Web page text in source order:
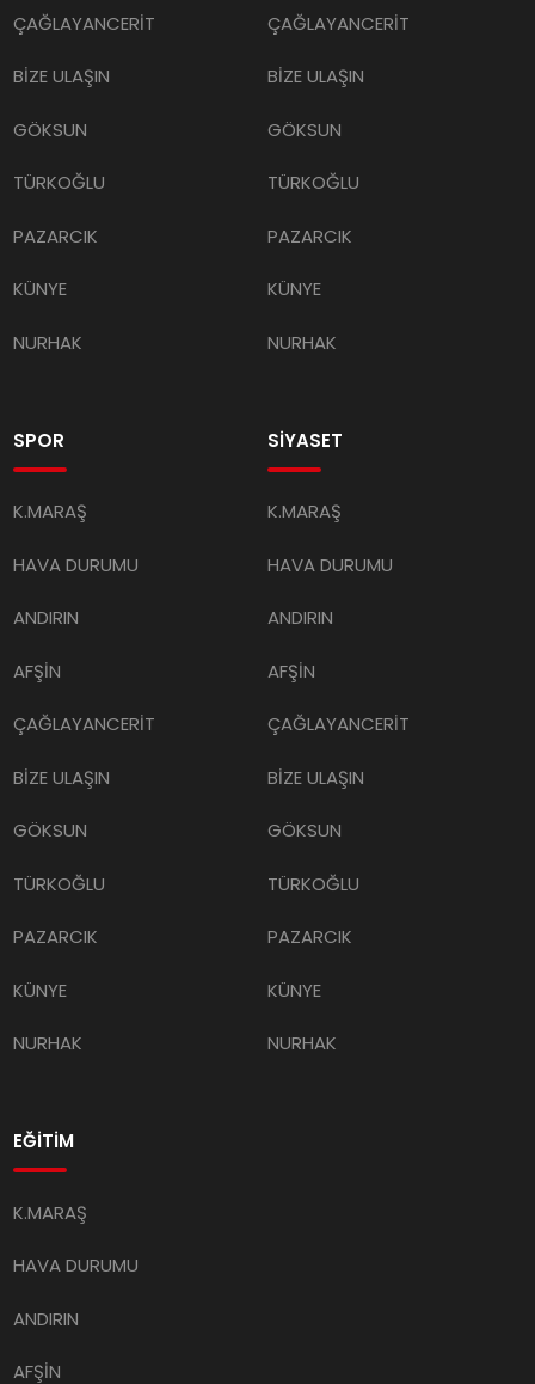
ÇAĞLAYANCERİT
BİZE ULAŞIN
GÖKSUN
TÜRKOĞLU
PAZARCIK
KÜNYE
NURHAK
ÇAĞLAYANCERİT
BİZE ULAŞIN
GÖKSUN
TÜRKOĞLU
PAZARCIK
KÜNYE
NURHAK
SPOR
K.MARAŞ
HAVA DURUMU
ANDIRIN
AFŞİN
ÇAĞLAYANCERİT
BİZE ULAŞIN
GÖKSUN
TÜRKOĞLU
PAZARCIK
KÜNYE
NURHAK
SİYASET
K.MARAŞ
HAVA DURUMU
ANDIRIN
AFŞİN
ÇAĞLAYANCERİT
BİZE ULAŞIN
GÖKSUN
TÜRKOĞLU
PAZARCIK
KÜNYE
NURHAK
EĞİTİM
K.MARAŞ
HAVA DURUMU
ANDIRIN
AFŞİN